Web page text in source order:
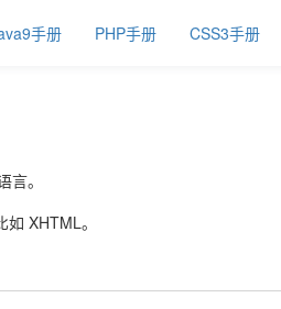
手册 PHP手册 CSS3手册
。
XHTML。